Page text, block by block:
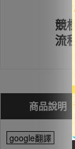
競
流
商品說明
google翻譯